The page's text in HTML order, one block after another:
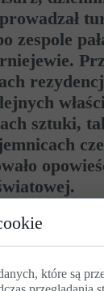
zespole
sztuki,
uczestników
Wielkopolski,
jeden
które są